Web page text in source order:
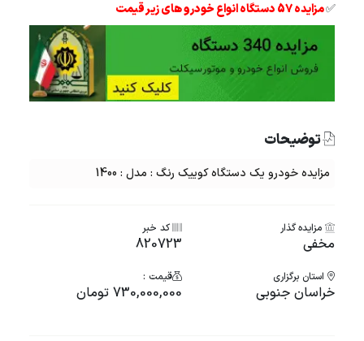
✅مزایده 57 دستگاه انواع خودرو های زیر قیمت
توضیحات
مزایده خودرو یک دستگاه کوییک رنگ : مدل : 1400
مزایده گذار
مخفی
کد خبر
820723
استان برگزاری
خراسان جنوبی
قیمت :
730,000,000 تومان